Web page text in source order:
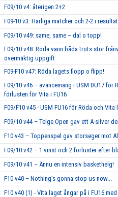
F09/10 v4: återigen 2+2
F09-10 v3: Härliga matcher och 2-2 i resultat
F09/10 v49: same, same – dal o topp!
F09/10 v48: Röda vann båda trots stor
övermäktig uppgift
F09-F10 v47: Röda lagets flopp o flipp!
F09/10 v46 – avancemang i USM DU17 för
förlusten för Vita i FU16
F09/F10 v45 - USM FU16 för Röda och
F09/10 v44 – Telge Open gav ett A-silver
F10 v43 – Toppenspel gav storseger mot
F09/10 v42 – 1 vinst och 2 förluster efter
F09/10 v41 – Ännu en intensiv baskethelg!
F10 v40 – Nothing’s gonna stop us now...
F10 v40 (1) - Vita laget ångar på i FU16